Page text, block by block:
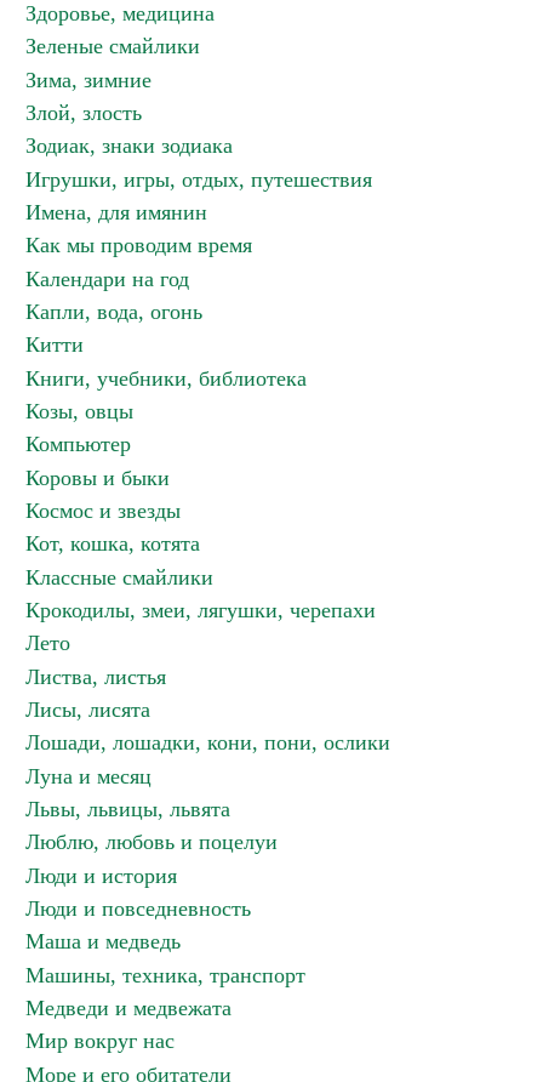
Здоровье, медицина
Зеленые смайлики
Зима, зимние
Злой, злость
Зодиак, знаки зодиака
Игрушки, игры, отдых, путешествия
Имена, для имянин
Как мы проводим время
Календари на год
Капли, вода, огонь
Китти
Книги, учебники, библиотека
Козы, овцы
Компьютер
Коровы и быки
Космос и звезды
Кот, кошка, котята
Классные смайлики
Крокодилы, змеи, лягушки, черепахи
Лето
Листва, листья
Лисы, лисята
Лошади, лошадки, кони, пони, ослики
Луна и месяц
Львы, львицы, львята
Люблю, любовь и поцелуи
Люди и история
Люди и повседневность
Маша и медведь
Машины, техника, транспорт
Медведи и медвежата
Мир вокруг нас
Море и его обитатели